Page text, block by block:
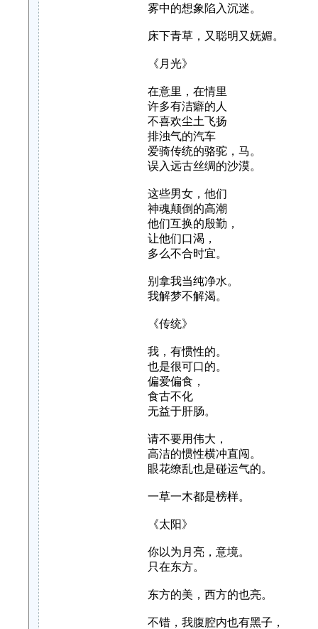
雾中的想象陷入沉迷。
床下青草，又聪明又妩媚。
《月光》
在意里，在情里
许多有洁癖的人
不喜欢尘土飞扬
排浊气的汽车
爱骑传统的骆驼，马。
误入远古丝绸的沙漠。
这些男女，他们
神魂颠倒的高潮
他们互换的殷勤，
让他们口渴，
多么不合时宜。
别拿我当纯净水。
我解梦不解渴。
《传统》
我，有惯性的。
也是很可口的。
偏爱偏食，
食古不化
无益于肝肠。
请不要用伟大，
高洁的惯性横冲直闯。
眼花缭乱也是碰运气的。
一草一木都是榜样。
《太阳》
你以为月亮，意境。
只在东方。
东方的美，西方的也亮。
不错，我腹腔内也有黑子，